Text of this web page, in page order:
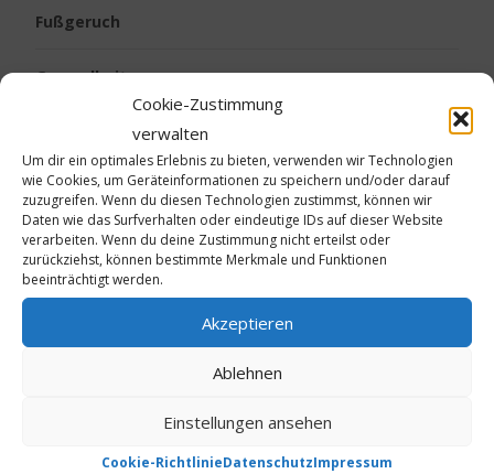
Cookie-Zustimmung
verwalten
Um dir ein optimales Erlebnis zu bieten, verwenden wir Technologien
wie Cookies, um Geräteinformationen zu speichern und/oder darauf
zuzugreifen. Wenn du diesen Technologien zustimmst, können wir
Daten wie das Surfverhalten oder eindeutige IDs auf dieser Website
verarbeiten. Wenn du deine Zustimmung nicht erteilst oder
zurückziehst, können bestimmte Merkmale und Funktionen
beeinträchtigt werden.
Akzeptieren
Ablehnen
Einstellungen ansehen
Cookie-RichtlinieDatenschutzImpressum
Fußgeruch
Gesundheit
Kinder
Körpergeruch
Live vom Jakobsweg
Neurodermitis
Psoriasis